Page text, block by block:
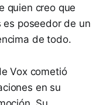
quien creo que
es poseedor de un
de todo.
Vox cometió
en su